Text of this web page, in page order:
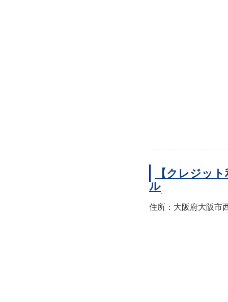
【クレジッ
ル
住所：大阪府大阪市